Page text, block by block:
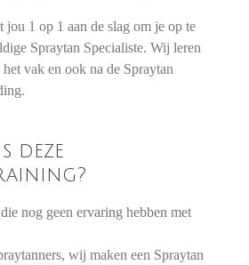
jou 1 op 1 aan de slag om je op te
Spraytan Specialiste. Wij leren
vak en ook na de Spraytan
deze
nog geen ervaring hebben met
wij maken een Spraytan